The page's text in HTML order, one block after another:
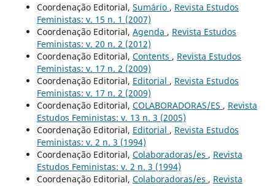
Coordenação Editorial, Sumário , Revista Estudos
Feministas: v. 15 n. 1 (2007)
Coordenação Editorial, Agenda , Revista Estudos
Feministas: v. 20 n. 2 (2012)
Coordenação Editorial, Contents , Revista Estudos
Feministas: v. 17 n. 2 (2009)
Coordenação Editorial, Editorial , Revista Estudos
Feministas: v. 17 n. 2 (2009)
Coordenação Editorial, COLABORADORAS/ES , Revista
Estudos Feministas: v. 13 n. 3 (2005)
Coordenação Editorial, Editorial , Revista Estudos
Feministas: v. 2 n. 3 (1994)
Coordenação Editorial, Colaboradoras/es , Revista
Estudos Feministas: v. 2 n. 3 (1994)
Coordenação Editorial, Colaboradoras/es , Revista